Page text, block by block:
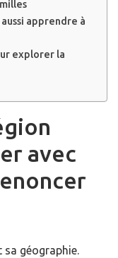
apprendre à
explorer la
avec
sa géographie.